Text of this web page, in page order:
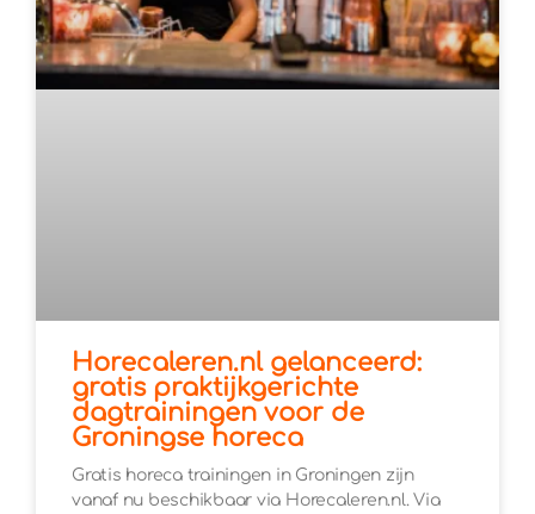
Horecaleren.nl gelanceerd:
gratis praktijkgerichte
dagtrainingen voor de
Groningse horeca
Gratis horeca trainingen in Groningen zijn
vanaf nu beschikbaar via Horecaleren.nl. Via